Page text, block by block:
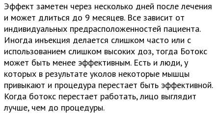
Эффект заметен через несколько дней после лечения
и может длиться до 9 месяцев. Все зависит от
индивидуальных предрасположенностей пациента.
Иногда инъекция делается слишком часто или с
использованием слишком высоких доз, тогда Ботокс
может быть менее эффективным. Есть и люди, у
которых в результате уколов некоторые мышцы
привыкают и процедура перестает быть эффективной.
Когда ботокс перестает работать, лицо выглядит
лучше, чем до процедуры.